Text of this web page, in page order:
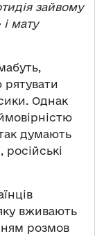
зайвому
мату
рятувати
Однак
думають
вживають
розмов